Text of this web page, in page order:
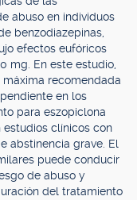
abuso en individuos
benzodiazepinas,
efectos eufóricos
mg. En este estudio,
recomendada
en los
para eszopiclona
estudios clínicos con
abstinencia grave. El
puede conducir
de abuso y
del tratamiento